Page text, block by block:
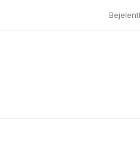
Általános Szerződési